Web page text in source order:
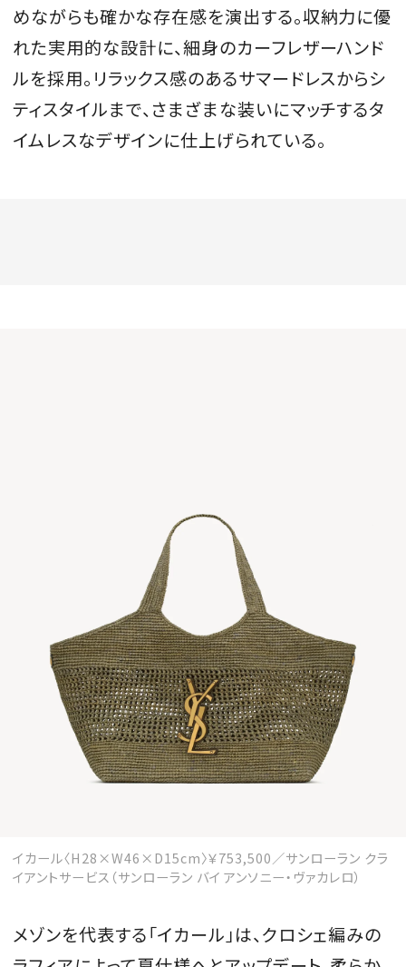
めながらも確かな存在感を演出する。収納力に優
れた実用的な設計に、細身のカーフレザーハンド
ルを採用。リラックス感のあるサマードレスからシ
ティスタイルまで、さまざまな装いにマッチするタ
イムレスなデザインに仕上げられている。
イカール〈H28×W46×D15cm〉￥753,500／サンローラン クラ
イアントサービス（サンローラン バイ アンソニー・ヴァカレロ）
メゾンを代表する「イカール」は、クロシェ編みの